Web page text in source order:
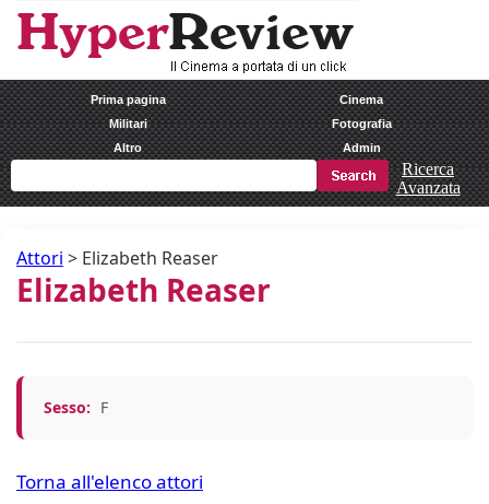
Prima pagina
Cinema
Militari
Fotografia
Altro
Admin
Ricerca
Avanzata
Attori > Elizabeth Reaser
Elizabeth Reaser
Sesso: F
Torna all'elenco attori